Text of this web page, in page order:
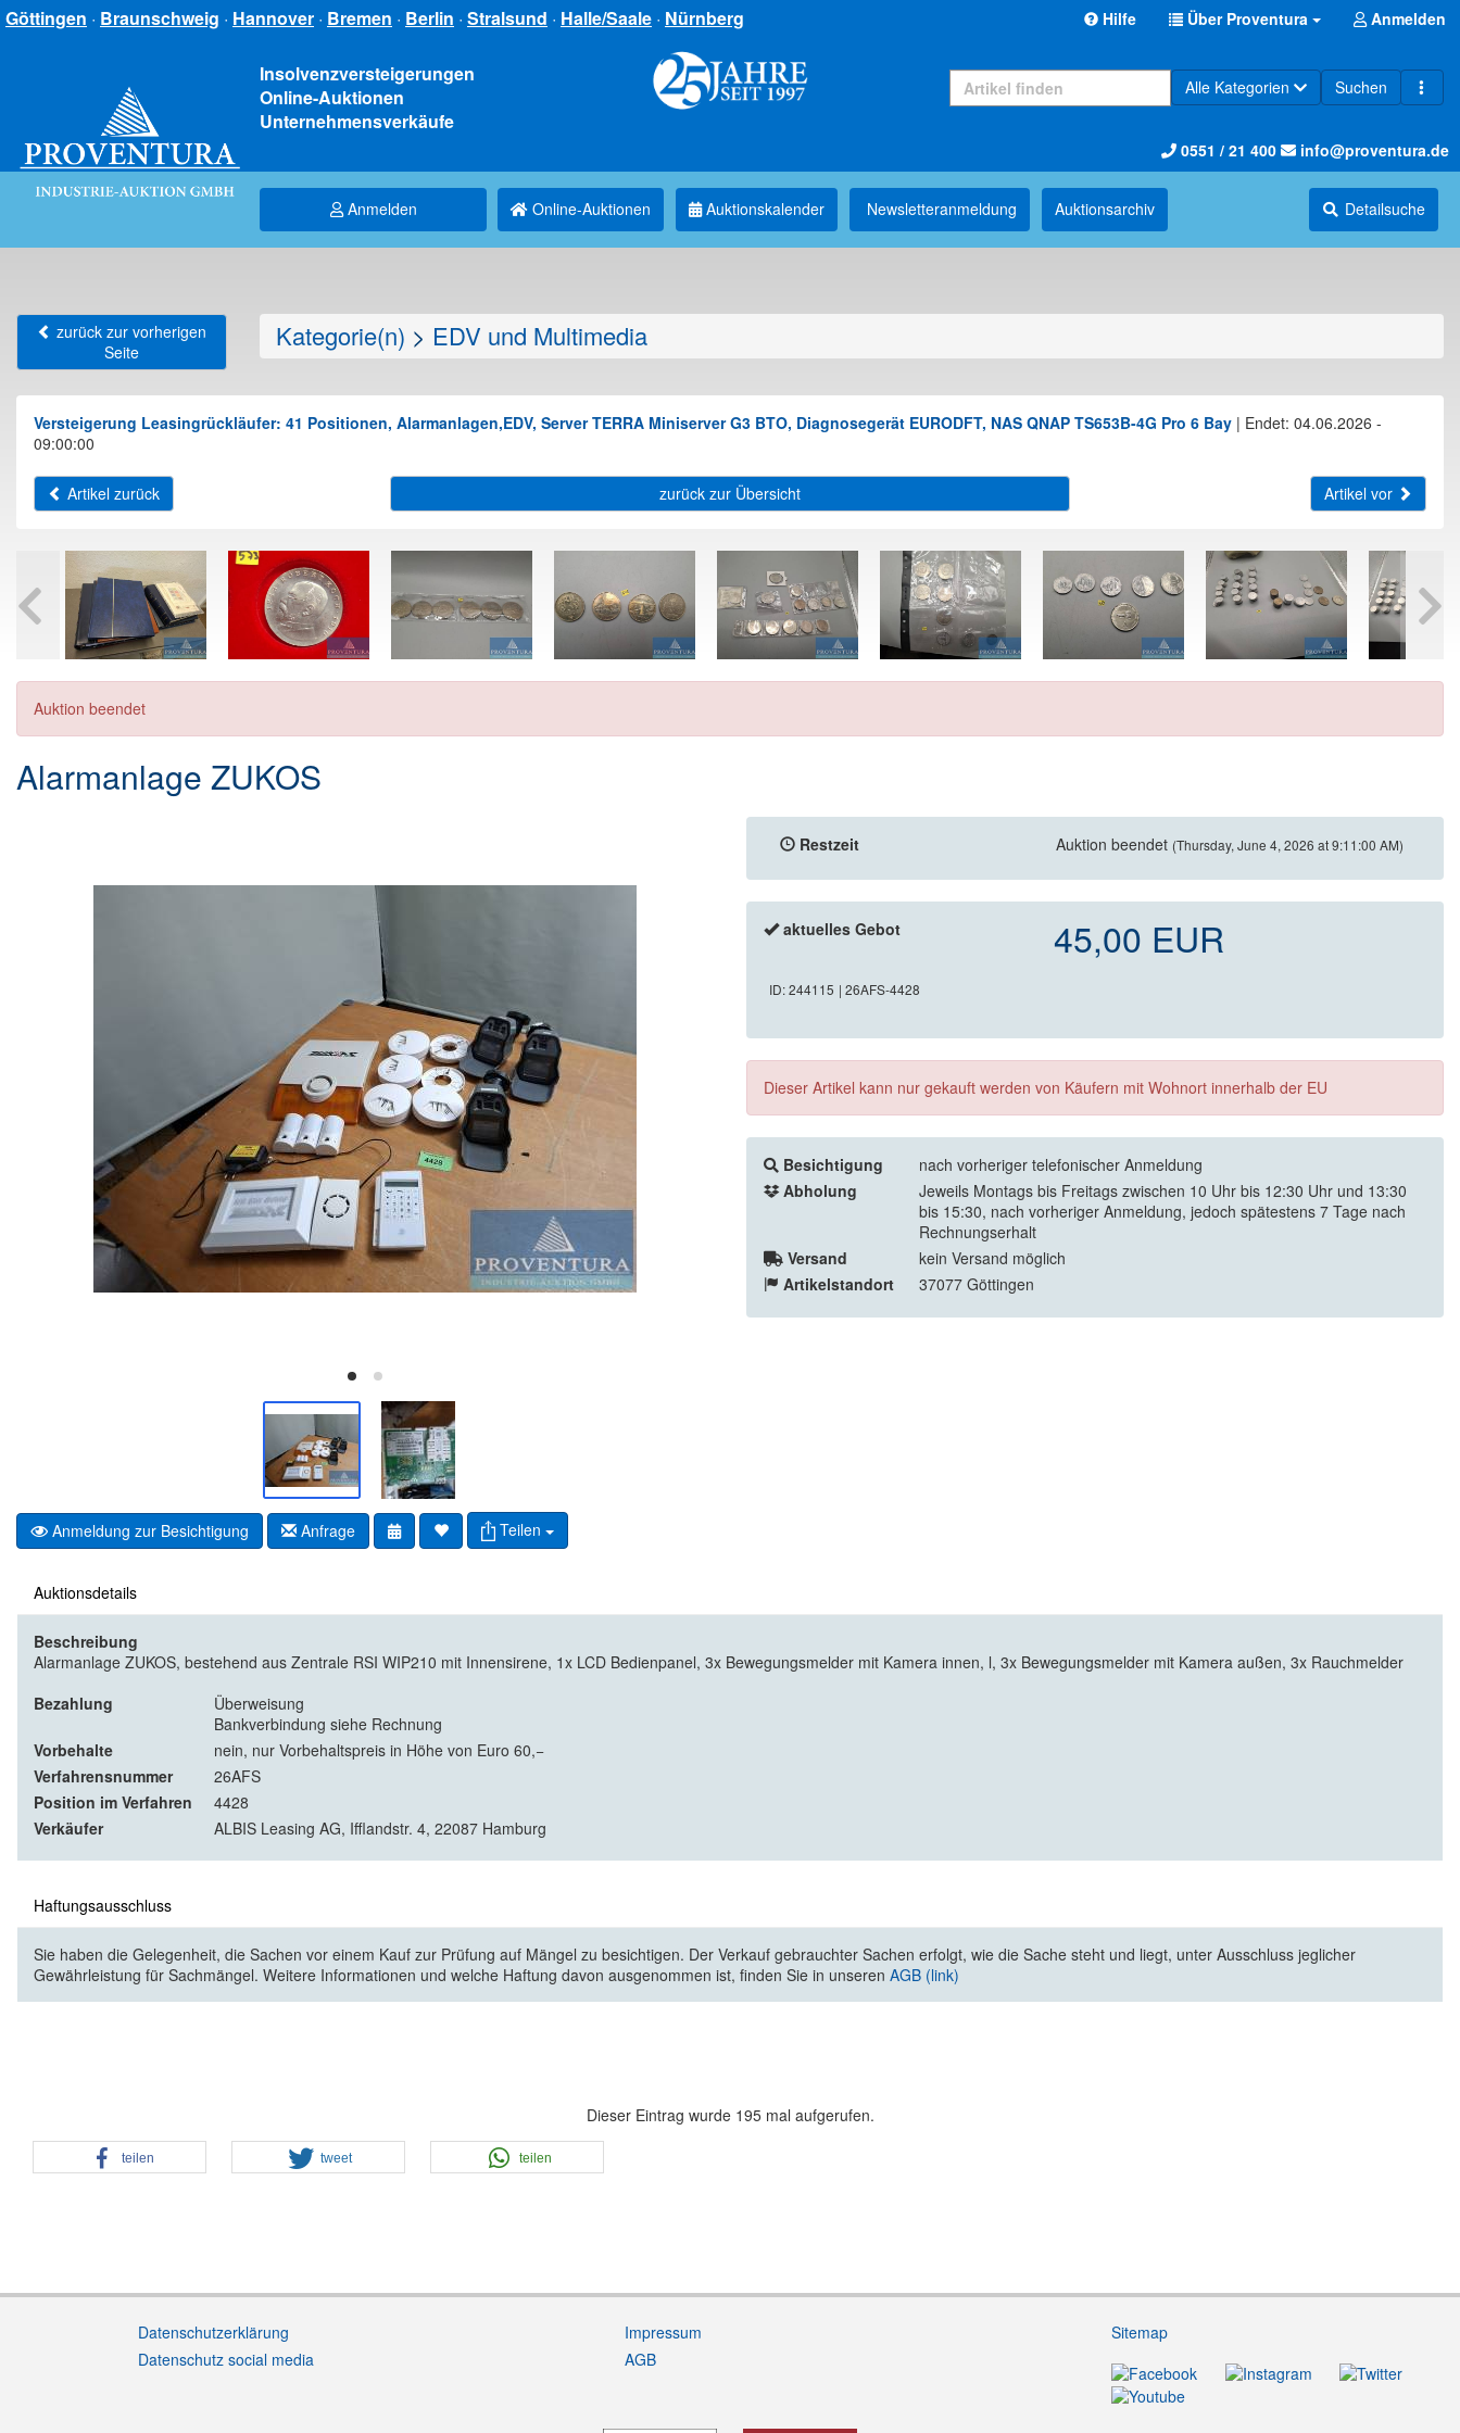
Göttingen · Braunschweig · Hannover · Bremen · Berlin · Stralsund · Halle/Saale · Nürnberg Hilfe Über Proventura Anmelden
Insolvenzversteigerungen
Online-Auktionen
Unternehmensverkäufe
Alle Kategorien Suchen
0551 / 21 400 info@proventura.de
Anmelden Online-Auktionen Auktionskalender Newsletter­anmeldung Auktions­archiv Detailsuche
zurück zur vorherigen
Seite
Kategorie(n) > EDV und Multimedia
Versteigerung Leasingrückläufer: 41 Positionen, Alarmanlagen,EDV, Server TERRA Miniserver G3 BTO, Diagnosegerät EURODFT, NAS QNAP TS653B-4G Pro 6 Bay | Endet: 04.06.2026 -
09:00:00
Artikel zurück zurück zur Übersicht Artikel vor
Auktion beendet
Alarmanlage ZUKOS
Anmeldung zur Besichtigung Anfrage Teilen
Restzeit Auktion beendet (Thursday, June 4, 2026 at 9:11:00 AM)
aktuelles Gebot 45,00 EUR
ID: 244115 | 26AFS-4428
Dieser Artikel kann nur gekauft werden von Käufern mit Wohnort innerhalb der EU
Besichtigung
nach vorheriger telefonischer Anmeldung
Abholung
Jeweils Montags bis Freitags zwischen 10 Uhr bis 12:30 Uhr und 13:30
bis 15:30, nach vorheriger Anmeldung, jedoch spätestens 7 Tage nach
Rechnungserhalt
Versand
kein Versand möglich
Artikelstandort
37077 Göttingen
Auktionsdetails
Beschreibung
Alarmanlage ZUKOS, bestehend aus Zentrale RSI WIP210 mit Innensirene, 1x LCD Bedienpanel, 3x Bewegungsmelder mit Kamera innen, l, 3x Bewegungsmelder mit Kamera außen, 3x Rauchmelder
Bezahlung
Überweisung
Bankverbindung siehe Rechnung
Vorbehalte
nein, nur Vorbehaltspreis in Höhe von Euro 60,−
Verfahrensnummer
26AFS
Position im Verfahren
4428
Verkäufer
ALBIS Leasing AG, Ifflandstr. 4, 22087 Hamburg
Haftungsausschluss
Sie haben die Gelegenheit, die Sachen vor einem Kauf zur Prüfung auf Mängel zu besichtigen. Der Verkauf gebrauchter Sachen erfolgt, wie die Sache steht und liegt, unter Ausschluss jeglicher
Gewährleistung für Sachmängel. Weitere Informationen und welche Haftung davon ausgenommen ist, finden Sie in unseren AGB (link)
Dieser Eintrag wurde 195 mal aufgerufen.
teilen tweet teilen
Datenschutzerklärung
Datenschutz social media
Impressum
AGB
Sitemap